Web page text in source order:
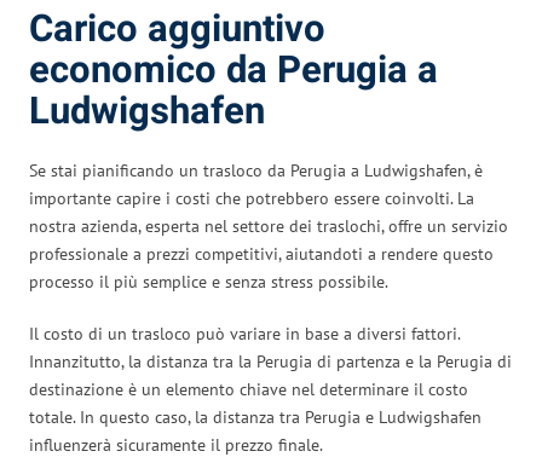
Carico aggiuntivo
economico da Perugia a
Ludwigshafen
Se stai pianificando un trasloco da Perugia a Ludwigshafen, è
importante capire i costi che potrebbero essere coinvolti. La
nostra azienda, esperta nel settore dei traslochi, offre un servizio
professionale a prezzi competitivi, aiutandoti a rendere questo
processo il più semplice e senza stress possibile.
Il costo di un trasloco può variare in base a diversi fattori.
Innanzitutto, la distanza tra la Perugia di partenza e la Perugia di
destinazione è un elemento chiave nel determinare il costo
totale. In questo caso, la distanza tra Perugia e Ludwigshafen
influenzerà sicuramente il prezzo finale.